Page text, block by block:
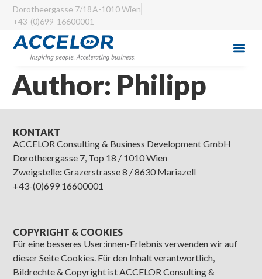
Dorotheergasse 7/18A-1010 Wien
+43-(0)699-16600001
Author: Philipp
KONTAKT
ACCELOR Consulting & Business Development GmbH
Dorotheergasse 7, Top 18 / 1010 Wien
Zweigstelle:Grazerstrasse 8 / 8630 Mariazell
+43-(0)699 16600001
COPYRIGHT & COOKIES
Für eine besseres User:innen-Erlebnis verwenden wir auf
dieser Seite Cookies. Für den Inhalt verantwortlich,
Bildrechte & Copyright ist ACCELOR Consulting &